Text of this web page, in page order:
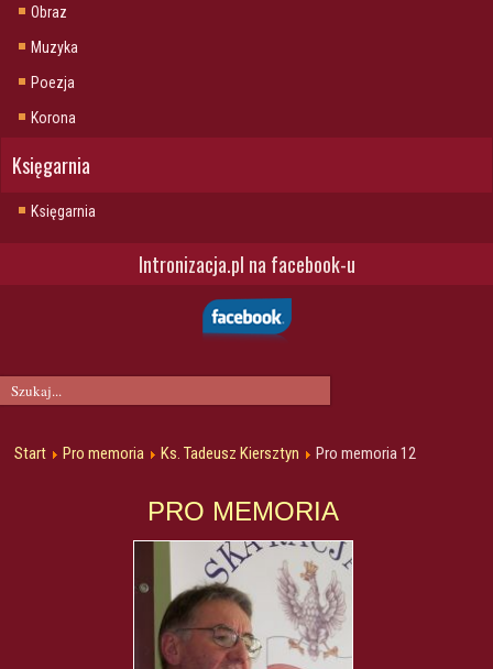
Obraz
Muzyka
Poezja
Korona
Księgarnia
Księgarnia
Intronizacja.pl na facebook-u
Start Pro memoria Ks. Tadeusz Kiersztyn Pro memoria 12
PRO MEMORIA